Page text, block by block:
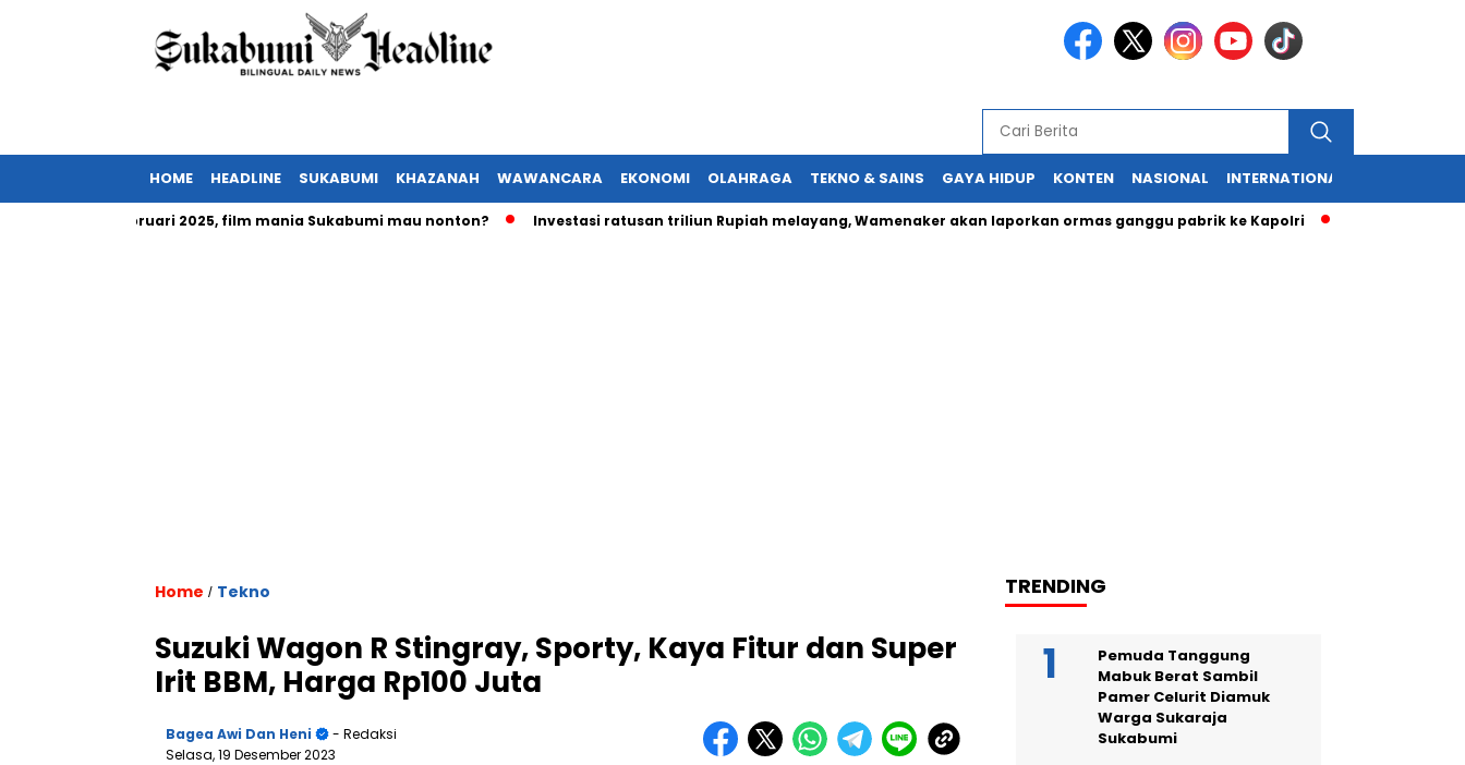
HOME HEADLINE SUKABUMI KHAZANAH WAWANCARA EKONOMI OLAHRAGA TEKNO & SAINS GAYA HIDUP KONTEN NASIONAL INTERNATIONAL
Februari 2025, film mania Sukabumi mau nonton? Investasi ratusan triliun Rupiah melayang, Wamenaker akan laporkan ormas ganggu pabrik ke Kapolri Cabup dan Cawali
Home / Tekno
Suzuki Wagon R Stingray, Sporty, Kaya Fitur dan Super
Irit BBM, Harga Rp100 Juta
Bagea Awi Dan Heni
- Redaksi
Selasa, 19 Desember 2023
TRENDING
Pemuda Tanggung
Mabuk Berat Sambil
Pamer Celurit Diamuk
Warga Sukaraja
Sukabumi